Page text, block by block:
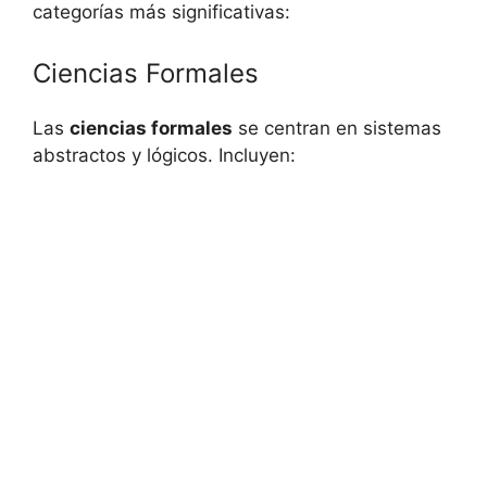
categorías más significativas:
Ciencias Formales
Las ciencias formales se centran en sistemas
abstractos y lógicos. Incluyen: